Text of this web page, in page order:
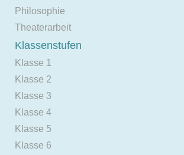
Philosophie
Theaterarbeit
Klassenstufen
Klasse 1
Klasse 2
Klasse 3
Klasse 4
Klasse 5
Klasse 6